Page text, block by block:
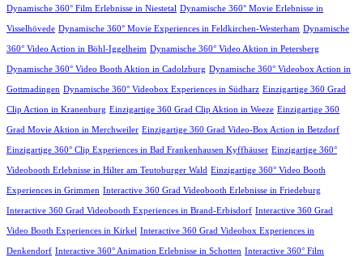
Dynamische 360° Film Erlebnisse in Niestetal Dynamische 360° Movie Erlebnisse in
Visselhövede Dynamische 360° Movie Experiences in Feldkirchen-Westerham Dynamische
360° Video Action in Böhl-Iggelheim Dynamische 360° Video Aktion in Petersberg
Dynamische 360° Video Booth Aktion in Cadolzburg Dynamische 360° Videobox Action in
Gottmadingen Dynamische 360° Videobox Experiences in Südharz Einzigartige 360 Grad
Clip Action in Kranenburg Einzigartige 360 Grad Clip Aktion in Weeze Einzigartige 360
Grad Movie Aktion in Merchweiler Einzigartige 360 Grad Video-Box Action in Betzdorf
Einzigartige 360° Clip Experiences in Bad Frankenhausen Kyffhäuser Einzigartige 360°
Videobooth Erlebnisse in Hilter am Teutoburger Wald Einzigartige 360° Video Booth
Experiences in Grimmen Interactive 360 Grad Videobooth Erlebnisse in Friedeburg
Interactive 360 Grad Videobooth Experiences in Brand-Erbisdorf Interactive 360 Grad
Video Booth Experiences in Kirkel Interactive 360 Grad Videobox Experiences in
Denkendorf Interactive 360° Animation Erlebnisse in Schotten Interactive 360° Film